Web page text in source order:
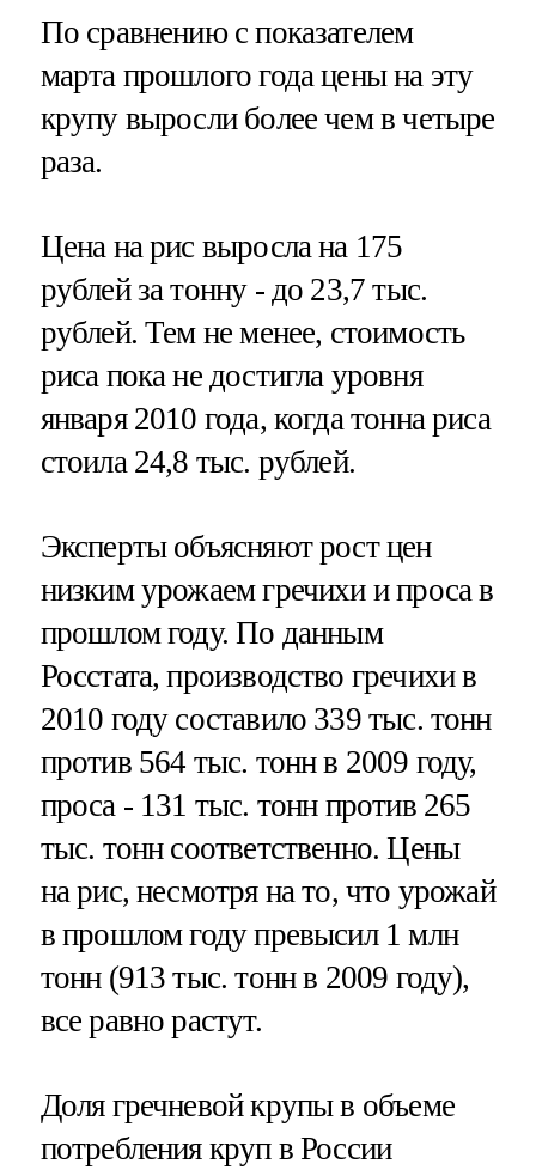
По сравнению с показателем
марта прошлого года цены на эту
крупу выросли более чем в четыре
раза.
Цена на рис выросла на 175
рублей за тонну - до 23,7 тыс.
рублей. Тем не менее, стоимость
риса пока не достигла уровня
января 2010 года, когда тонна риса
стоила 24,8 тыс. рублей.
Эксперты объясняют рост цен
низким урожаем гречихи и проса в
прошлом году. По данным
Росстата, производство гречихи в
2010 году составило 339 тыс. тонн
против 564 тыс. тонн в 2009 году,
проса - 131 тыс. тонн против 265
тыс. тонн соответственно. Цены
на рис, несмотря на то, что урожай
в прошлом году превысил 1 млн
тонн (913 тыс. тонн в 2009 году),
все равно растут.
Доля гречневой крупы в объеме
потребления круп в России